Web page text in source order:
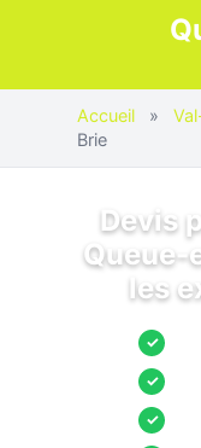
Accueil »
Brie
Devis
Queue-
les
✓
✓
✓